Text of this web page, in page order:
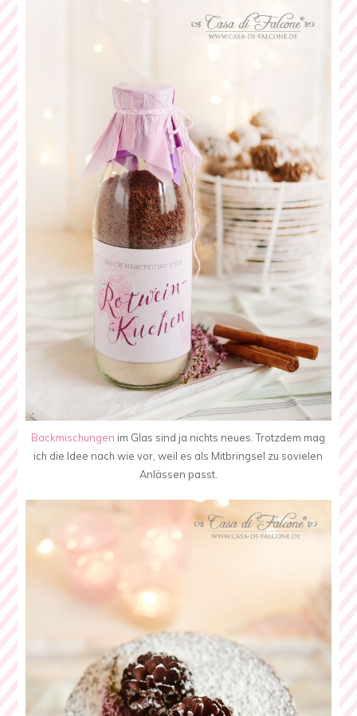
Backmischungen im Glas sind ja nichts neues. Trotzdem mag
ich die Idee nach wie vor, weil es als Mitbringsel zu sovielen
Anlässen passt.